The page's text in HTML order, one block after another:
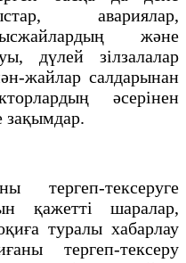
авариялар,
және
дүлей зілзалалар
жайлар салдарынан
әсерінен
зақымдар.
тексеруге
қажетті шаралар,
туралы хабарлау
тергеп-тексеру